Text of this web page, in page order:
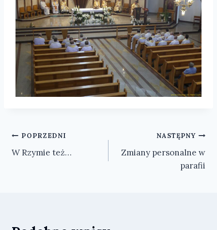
Nawigacja
wpisu
POPRZEDNI
W Rzymie też…
NASTĘPNY
Zmiany personalne w
parafii